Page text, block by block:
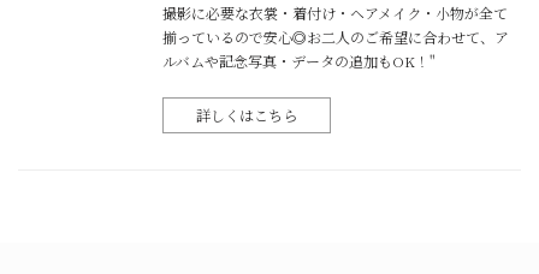
撮影に必要な衣裳・着付け・ヘアメイク・小物が全て
揃っているので安心◎お二人のご希望に合わせて、ア
ルバムや記念写真・データの追加もOK！"
詳しくはこちら